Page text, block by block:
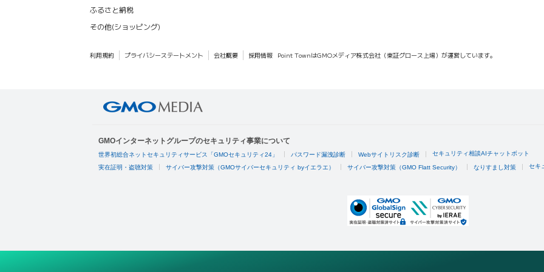
ふるさと納税
その他(ショッピング)
利用規約 プライバシーステートメント 会社概要 採用情報 Point TownはGMOメディア株式会社（東証グロース上場）が運営しています。
GMOインターネットグループのセキュリティ事業について
世界初総合ネットセキュリティサービス「GMOセキュリティ24」 パスワード漏洩診断 Webサイトリスク診断 セキュリティ相談AIチャットボット
実在証明・盗聴対策 サイバー攻撃対策（GMOサイバーセキュリティ byイエラエ） サイバー攻撃対策（GMO Flatt Security） なりすまし対策 セキ